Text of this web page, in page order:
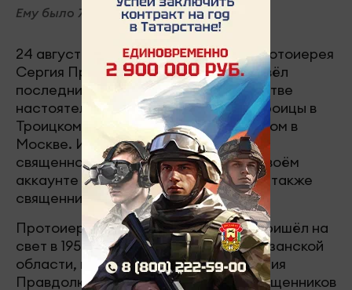
Ему было 73 года.
24 августа сообщается о кончине протоиерея
Сергия Правдолюбова, который провёл
последние годы своей жизни в качестве
настоятеля храма Живоначальной Троицы в
Троицком-Голенищеве, расположенном в
Москве. Информацию о смерти
священнослужителя разместил на своём
аккаунте в социальной сети его сын, также
священник Владимир Правдолюбов.
Протоиерей Сергий Правдолюбов пришёл на
свет в 1950 году в городе Спасске Рязанской
области, в семье священника Анатолия
Правдолюбова. Его родословная священников